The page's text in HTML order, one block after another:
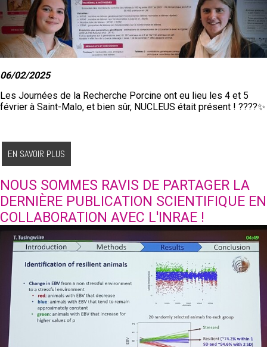
06/02/2025
Les Journées de la Recherche Porcine ont eu lieu les 4 et 5
février à Saint-Malo, et bien sûr, NUCLEUS était présent ! ????✨
EN SAVOIR PLUS
NOUS SOMMES RAVIS DE PARTAGER LA
DERNIÈRE PUBLICATION SCIENTIFIQUE EN
COLLABORATION AVEC L'INRAE !